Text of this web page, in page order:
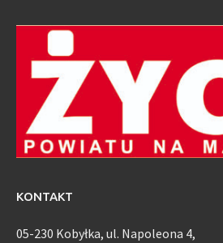
KONTAKT
05-230 Kobyłka, ul. Napoleona 4,